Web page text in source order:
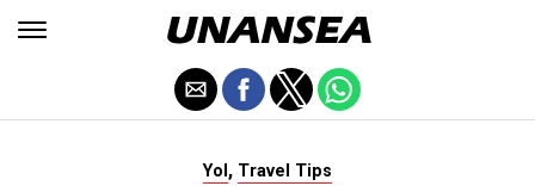
Yol , Travel Tips